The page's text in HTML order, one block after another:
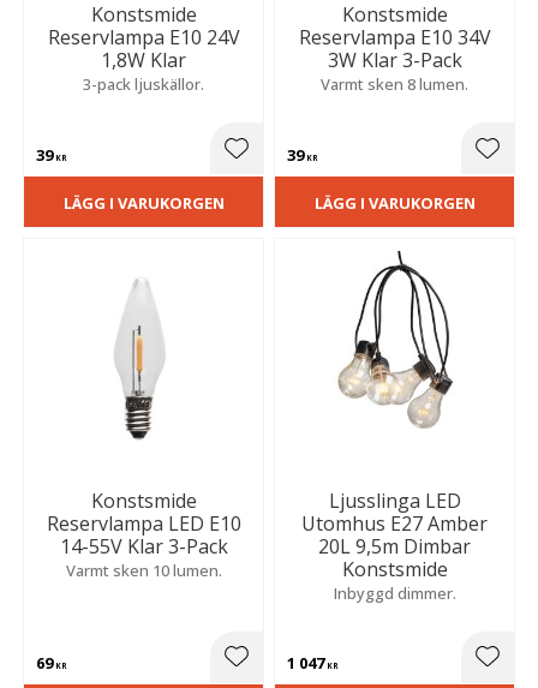
Konstsmide
Reservlampa E10 24V
1,8W Klar
3-pack ljuskällor.
39KR Lägg till i favoriter
LÄGG I VARUKORGEN
Konstsmide
Reservlampa E10 34V
3W Klar 3-Pack
Varmt sken 8 lumen.
39KR
LÄGG I VARUKORGEN
Konstsmide
Reservlampa LED E10
14-55V Klar 3-Pack
Varmt sken 10 lumen.
69KR Lägg till i favoriter
Ljusslinga LED
Utomhus E27 Amber
20L 9,5m Dimbar
Konstsmide
Inbyggd dimmer.
1 047 KR